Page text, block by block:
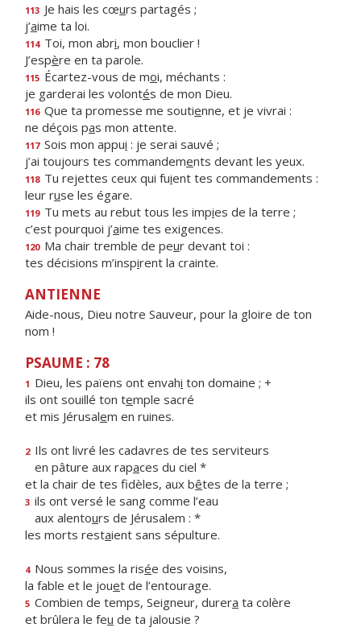
113 Je hais les cœurs partagés ;
j’aime ta loi.
114 Toi, mon abri, mon bouclier !
J’espère en ta parole.
115 Écartez-vous de moi, méchants :
je garderai les volontés de mon Dieu.
116 Que ta promesse me soutienne, et je vivrai :
ne déçois pas mon attente.
117 Sois mon appui : je serai sauvé ;
j’ai toujours tes commandements devant les yeux.
118 Tu rejettes ceux qui fuient tes commandements :
leur ruse les égare.
119 Tu mets au rebut tous les impies de la terre ;
c’est pourquoi j’aime tes exigences.
120 Ma chair tremble de peur devant toi :
tes décisions m’inspirent la crainte.
ANTIENNE
Aide-nous, Dieu notre Sauveur, pour la gloire de ton
nom !
PSAUME : 78
1 Dieu, les païens ont envahi ton domaine ; +
ils ont souillé ton temple sacré
et mis Jérusalem en ruines.
2 Ils ont livré les cadavres de tes serviteurs
en pâture aux rapaces du ciel *
et la chair de tes fidèles, aux bêtes de la terre ;
3 ils ont versé le sang comme l’eau
aux alentours de Jérusalem : *
les morts restaient sans sépulture.
4 Nous sommes la risée des voisins,
la fable et le jouet de l’entourage.
5 Combien de temps, Seigneur, durera ta colère
et brûlera le feu de ta jalousie ?